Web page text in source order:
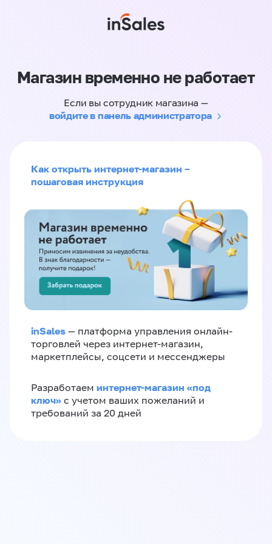
Магазин временно не работает
Если вы сотрудник магазина —
войдите в панель администратора
Как открыть интернет-магазин –
пошаговая инструкция
inSales — платформа управления онлайн-
торговлей через интернет-магазин,
маркетплейсы, соцсети и мессенджеры
Разработаем интернет-магазин «‎под
ключ»‎ с учетом ваших пожеланий и
требований за 20 дней